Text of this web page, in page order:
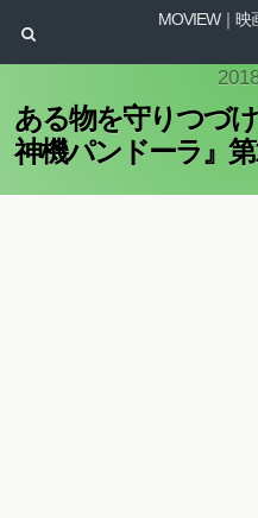
MOVIEW｜映
ある物を守りつづ
神機パンドーラ』第